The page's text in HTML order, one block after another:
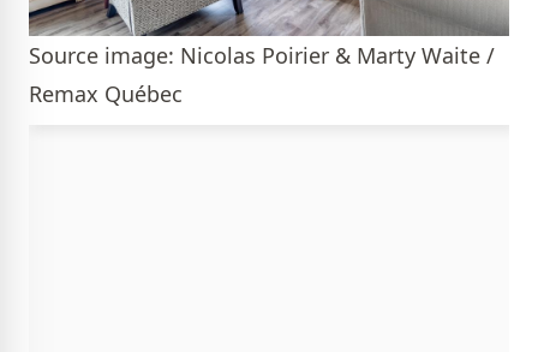
Source image: Nicolas Poirier & Marty Waite /
Remax Québec